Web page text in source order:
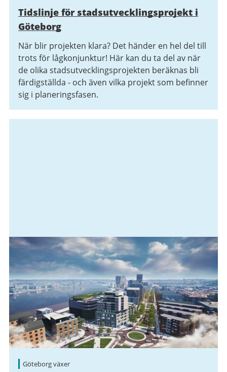
Tidslinje för stadsutvecklingsprojekt i
Göteborg
När blir projekten klara? Det händer en hel del till
trots för lågkonjunktur! Här kan du ta del av när
de olika stadsutvecklingsprojekten beräknas bli
färdigställda - och även vilka projekt som befinner
sig i planeringsfasen.
Göteborg växer